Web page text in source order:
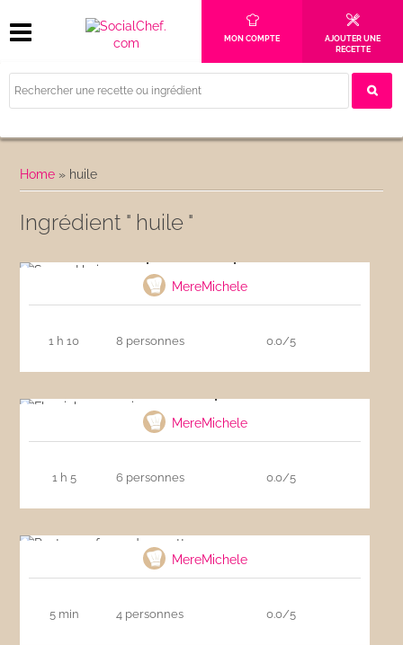
MON COMPTE
AJOUTER UNE
RECETTE
Home » huile
Ingrédient " huile "
MereMichele
1 h 10 8 personnes 0.0/5
MereMichele
1 h 5 6 personnes 0.0/5
MereMichele
5 min 4 personnes 0.0/5